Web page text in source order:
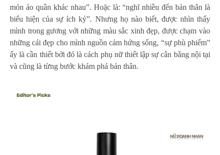
món áo quần khác nhau”. Hoặc là: “nghĩ nhiều đến bản thân là
biểu hiện của sự ích kỷ”. Nhưng họ nào biết, được nhìn thấy
mình trong gương với những màu sắc xinh đẹp, được chạm vào
những cái đẹp cho mình nguồn cảm hứng sống, “sự phù phiếm”
ấy là cần thiết bởi đó là cách phụ nữ thiết lập sự cân bằng nội tại
và cũng là từng bước khám phá bản thân.